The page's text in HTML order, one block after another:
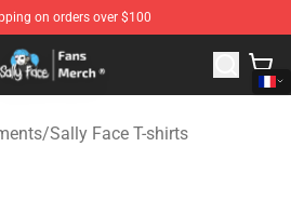
on orders over $100
Sally Face Merchandise Shop
/Sally Face T-shirts